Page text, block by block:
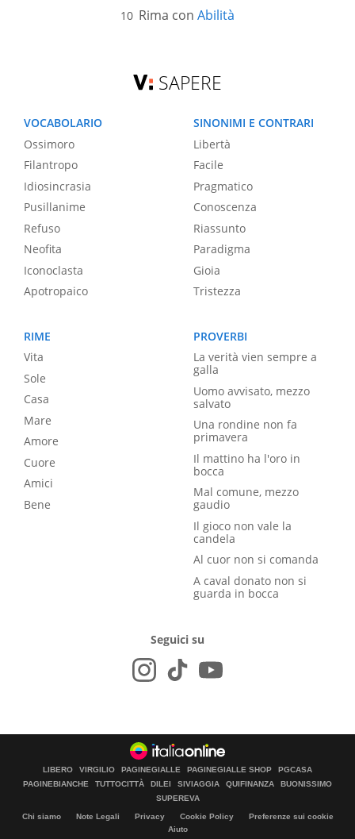
Rima con Abilità
SAPERE
VOCABOLARIO
Ossimoro
Filantropo
Idiosincrasia
Pusillanime
Refuso
Neofita
Iconoclasta
Apotropaico
SINONIMI E CONTRARI
Libertà
Facile
Pragmatico
Conoscenza
Riassunto
Paradigma
Gioia
Tristezza
RIME
Vita
Sole
Casa
Mare
Amore
Cuore
Amici
Bene
PROVERBI
La verità vien sempre a
galla
Uomo avvisato, mezzo
salvato
Una rondine non fa
primavera
Il mattino ha l'oro in
bocca
Mal comune, mezzo
gaudio
Il gioco non vale la
candela
Al cuor non si comanda
A caval donato non si
guarda in bocca
Seguici su
LIBERO VIRGILIO PAGINEGIALLE PAGINEGIALLE SHOP
PGCASA
PAGINEBIANCHE
TUTTOCITTÀ DILEI SIVIAGGIA QUIFINANZA
BUONISSIMO
SUPEREVA
Chi siamo Note Legali Privacy Cookie Policy
Preferenze sui cookie
Aiuto